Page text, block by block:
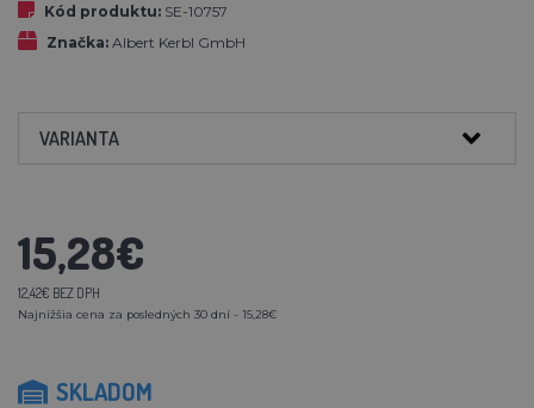
Kód produktu: SE-10757
Značka: Albert Kerbl GmbH
VARIANTA
15,28€
12,42€ BEZ DPH
Najnižšia cena za posledných 30 dní - 15,28€
SKLADOM